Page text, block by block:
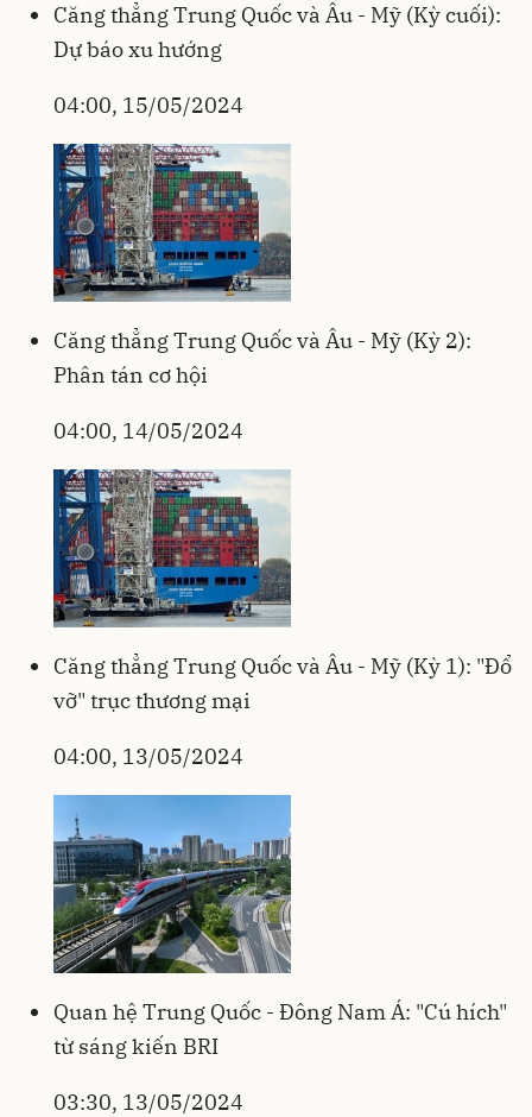
Căng thẳng Trung Quốc và Âu - Mỹ (Kỳ cuối):
Dự báo xu hướng
04:00, 15/05/2024
Căng thẳng Trung Quốc và Âu - Mỹ (Kỳ 2):
Phân tán cơ hội
04:00, 14/05/2024
Căng thẳng Trung Quốc và Âu - Mỹ (Kỳ 1): "Đổ
vỡ" trục thương mại
04:00, 13/05/2024
Quan hệ Trung Quốc - Đông Nam Á: "Cú hích"
từ sáng kiến BRI
03:30, 13/05/2024